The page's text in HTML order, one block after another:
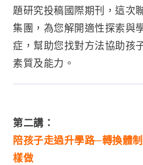
題研究投稿國際期刊，這次
集團，為您解開適性探索與
症，幫助您找對方法協助孩
素質及能力。
第二講：
陪孩子走過升學路─轉換體
樣做